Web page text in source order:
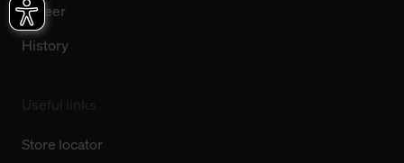
Career
History
Store locator